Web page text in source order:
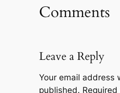
Comments
Leave a Reply
Your email address
published.